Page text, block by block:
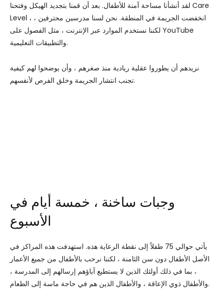
لقد أنشأنا مساحة آمنة للأطفال. بعد أن قمنا بتجديد الهيكل وفتحنا Care
Level ، انخفضت الجريمة في المنطقة. نحن لسنا مدرسين محترفين ،
لكننا نستخدم الموارد عبر الإنترنت ، مثل الفصول على YouTube
والتطبيقات التعليمية.
نريدهم أن يطوروا عقلية ريادية منذ صغرهم ، وأن يوضحوا لهم كيفية
تجنب انتشار الجريمة وخلق الفرص لأنفسهم.
وجبات ساخنة ، خمسة أيام في
الأسبوع
يأتي حوالي 75 طفلاً إلى نقطة الرعاية هذه. استهدفت هذه المراكز في
الأصل الأطفال دون سن الثامنة ، لكننا نرحب بالأطفال من جميع الأعمار
، بما في ذلك أولئك الذين لا يستطيع آباؤهم إرسالهم إلى المدرسة ،
والأطفال ذوي الإعاقة ، والأطفال الذين هم في حاجة ماسة إلى الطعام.